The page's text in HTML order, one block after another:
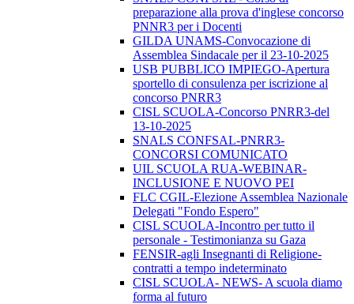
preparazione alla prova d'inglese concorso
PNNR3 per i Docenti
GILDA UNAMS-Convocazione di
Assemblea Sindacale per il 23-10-2025
USB PUBBLICO IMPIEGO-Apertura
sportello di consulenza per iscrizione al
concorso PNRR3
CISL SCUOLA-Concorso PNRR3-del
13-10-2025
SNALS CONFSAL-PNRR3-
CONCORSI COMUNICATO
UIL SCUOLA RUA-WEBINAR-
INCLUSIONE E NUOVO PEI
FLC CGIL-Elezione Assemblea Nazionale
Delegati "Fondo Espero"
CISL SCUOLA-Incontro per tutto il
personale - Testimonianza su Gaza
FENSIR-agli Insegnanti di Religione-
contratti a tempo indeterminato
CISL SCUOLA- NEWS- A scuola diamo
forma al futuro